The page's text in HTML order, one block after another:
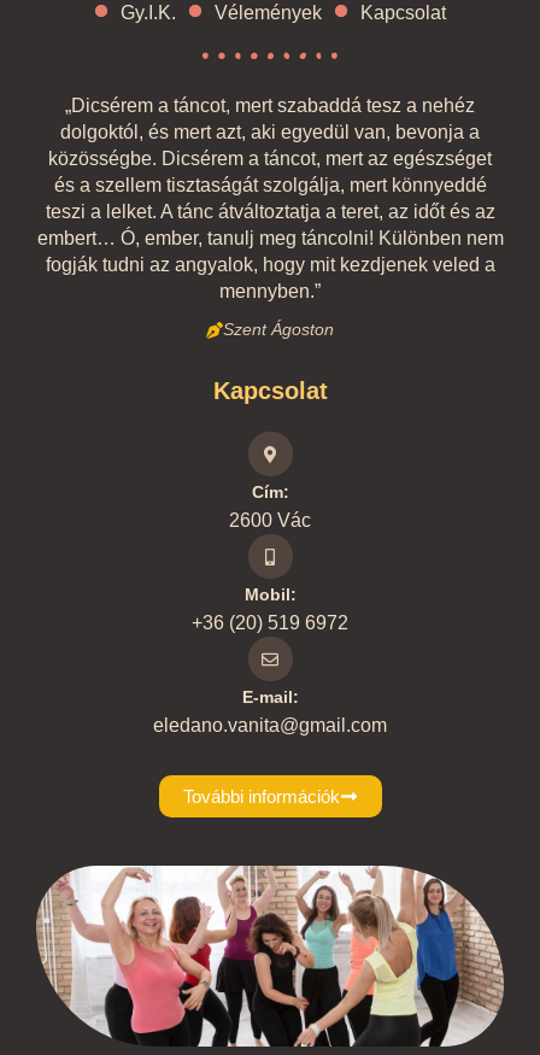
Gy.I.K.
Vélemények Kapcsolat
„Dicsérem a táncot, mert szabaddá tesz a nehéz
dolgoktól, és mert azt, aki egyedül van, bevonja a
közösségbe. Dicsérem a táncot, mert az egészséget
és a szellem tisztaságát szolgálja, mert könnyeddé
teszi a lelket. A tánc átváltoztatja a teret, az időt és az
embert… Ó, ember, tanulj meg táncolni! Különben nem
fogják tudni az angyalok, hogy mit kezdjenek veled a
mennyben.”
Szent Ágoston
Kapcsolat
Cím:
2600 Vác
Mobil:
+36 (20) 519 6972
E-mail:
eledano.vanita@gmail.com
További információk